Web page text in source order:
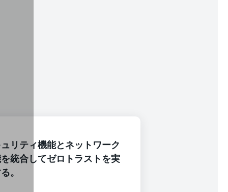
リティ機能とネットワーク
統合してゼロトラストを実
。